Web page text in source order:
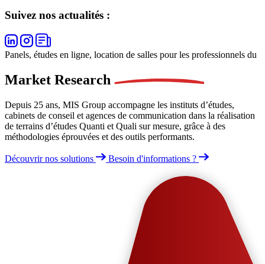
Suivez nos actualités :
Panels, études en ligne, location de salles pour les professionnels du
Market Research
Depuis 25 ans, MIS Group accompagne les instituts d’études,
cabinets de conseil et agences de communication dans la réalisation
de terrains d’études Quanti et Quali sur mesure, grâce à des
méthodologies éprouvées et des outils performants.
Découvrir nos solutions Besoin d'informations ?